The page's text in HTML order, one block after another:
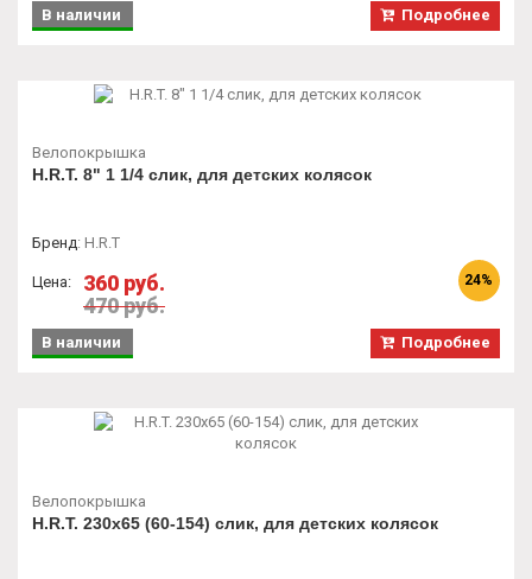
Подробнее
В наличии
Велопокрышка
H.R.T. 8" 1 1/4 слик, для детских колясок
Бренд: H.R.T
Цена:
360 руб.
470 руб.
24%
Подробнее
В наличии
Велопокрышка
H.R.T. 230x65 (60-154) слик, для детских колясок